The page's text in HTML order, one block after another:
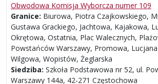
Obwodowa Komisja Wyborcza numer 109
Granice: Biurowa, Piotra Czajkowskiego,
Gustawa Grackiego, Jachtowa, Kajakowa,
Okrętowa, Ostatnia, Plac Walecznych,
Powstańców Warszawy, Promowa,
Wilgowa, Wopistów, Żeglarska
Siedziba: Szkoła Podstawowa nr 52, ul.
Warszawy 144a, 42-271 Częstochowa